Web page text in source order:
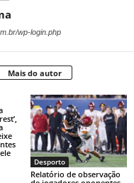
wp-login.php
Mais do autor
Desporto
Relatório de observação